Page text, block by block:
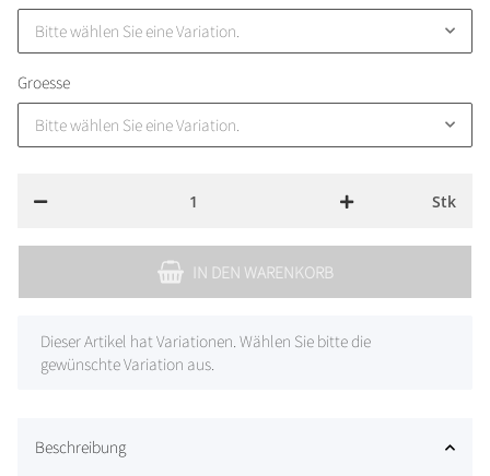
Bitte wählen Sie eine Variation.
Groesse
Bitte wählen Sie eine Variation.
Stk
IN DEN WARENKORB
xDieser Artikel hat Variationen. Wählen Sie bitte die
gewünschte Variation aus.
Beschreibung